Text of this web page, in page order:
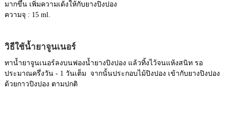
มากขึ้น เพิ่มความเด้งให้กับยางปิงปอง
ความจุ : 15 ml.
วิธีใช้น้ำยาจูนเนอร์
ทาน้ำยาจูนเนอร์ลงบนฟองน้ำยางปิงปอง แล้วทิ้งไว้จนแห้งสนิท รอ
ประมาณครึ่งวัน - 1 วันเต็ม จากนั้นประกอบไม้ปิงปอง เข้ากับยางปิงปอง
ด้วยกาวปิงปอง ตามปกติ